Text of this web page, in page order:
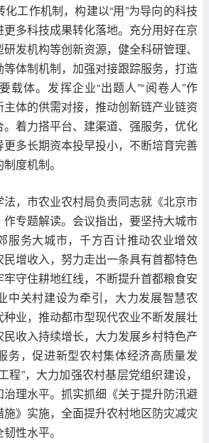
工作机制，构建以“用”为导向的科技
多科技成果转化落地。充分用好在京
发机构等创新资源，健全科研管理、
体制机制，加强对接跟踪服务，打造
载体。发挥企业“出题人”“阅卷人”作
体的供需对接，推动创新链产业链资
着力搭平台、建渠道、强服务，优化
多长期资本投早投小，不断培育完善
度机制。
法，市农业农村局负责同志就《北京市
作专题解读。会议指出，要坚持大城市
服务大城市，千方百计推动农业增效
增收入，努力走出一条具有首都特色
守住耕地红线，不断提升首都粮食安
中关村建设为牵引，大力发展智慧农
业，推动都市型现代农业不断发展壮
收入持续增长，大力发展乡村特色产
务，促进新型农村集体经济高质量发
程”，大力加强农村基层党组织建设，
理水平。抓实抓细《关于提升防汛避
》实施，全面提升农村地区防灾减灾
性水平。